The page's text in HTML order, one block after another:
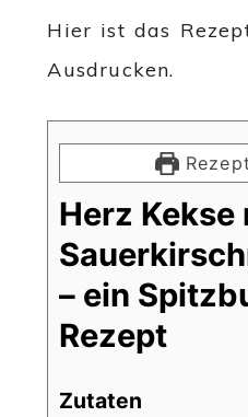
Hier ist das
Ausdrucken.
Herz Kekse
– ein
Rezept
Zutaten